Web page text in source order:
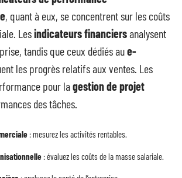
, quant à eux, se concentrent sur les coûts
Lesindicateurs financiersanalysent
tandis que ceux dédiés aue-
les progrès relatifs aux ventes. Les
pour lagestion de projet
des tâches.
: mesurez les activités rentables.
: évaluez les coûts de la masse salariale.